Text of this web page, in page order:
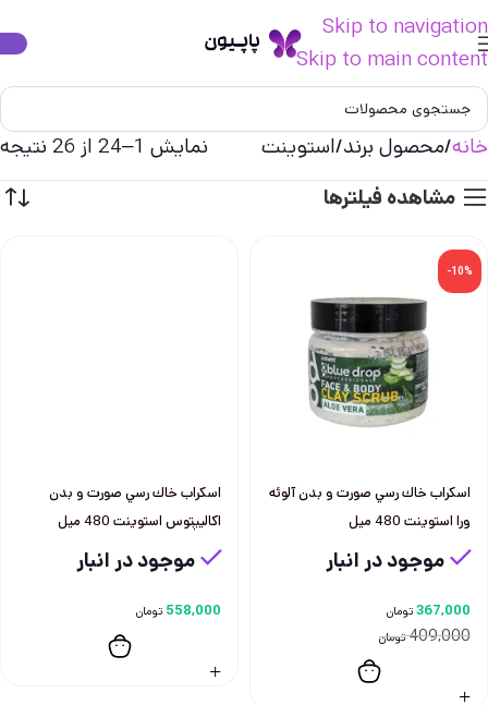
Skip to navigation
Skip to main content
خانه محصول برند استوينت
نمایش 1–24 از 26 نتیجه
مشاهده فیلترها
-10%
اسكراب خاك رسي صورت و بدن آلوئه
ورا استوينت 480 ميل
موجود در انبار
409,000 تومان
367,000تومان
اسكراب خاك رسي صورت و بدن
اكاليپتوس استوينت 480 ميل
موجود در انبار
558,000 تومان